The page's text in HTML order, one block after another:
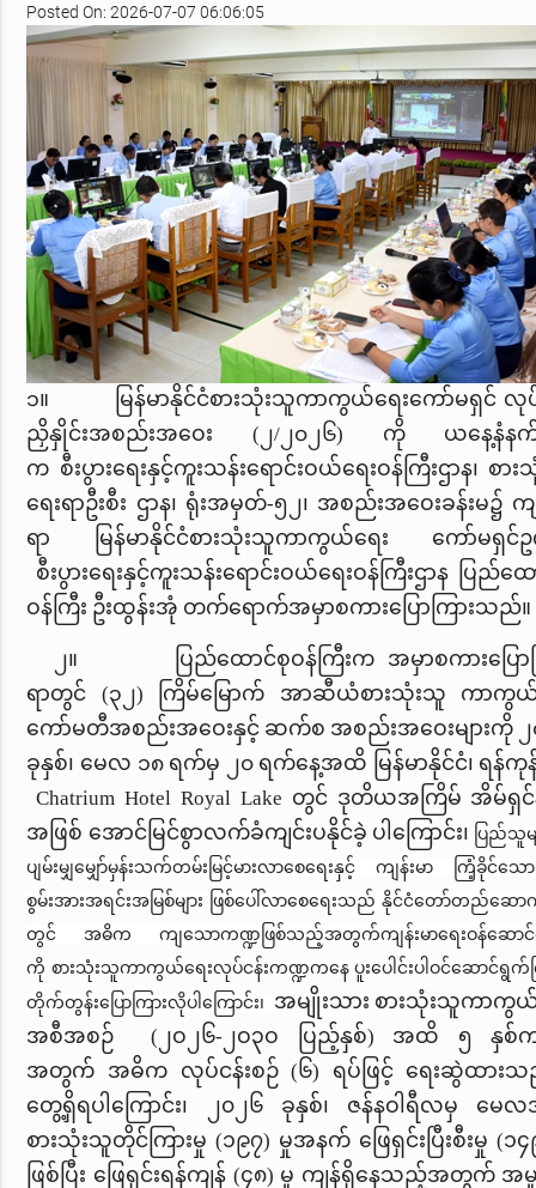
Posted On: 2026-07-07 06:06:05
၁။ မြန်မာနိုင်ငံစားသုံးသူကာကွယ်ရေးကော်မရှင် လုပ်
ညှိနှိုင်းအစည်းအဝေး
(၂/၂၀၂၆) ကို ယနေ့နံနက်
က စီးပွားရေးနှင့်ကူးသန်းရောင်းဝယ်ရေးဝန်ကြီးဌာန၊ စာ
ရေးရာဦးစီး ဌာန၊ ရုံးအမှတ်-၅၂၊ အစည်းအဝေးခန်းမ၌ က
ရာ မြန်မာနိုင်ငံစားသုံးသူကာကွယ်ရေး ကော်မရှင်ဥက္
စီးပွားရေးနှင့်ကူးသန်းရောင်းဝယ်ရေးဝန်ကြီးဌာန
ပြည်ထ
ဝန်ကြီး ဦးထွန်းအုံ တက်ရောက်အမှာစကားပြောကြားသည်။
၂။
ပြည်ထောင်စုဝန်ကြီးက အမှာစကားပြော
ရာတွင် (၃၂) ကြိမ်မြောက် အာဆီယံစားသုံးသူ ကာကွ
ကော်မတီအစည်းအဝေးနှင့် ဆက်စ အစည်းအဝေးများကို ၂
ခုနှစ်၊ မေလ ၁၈ ရက်မှ ၂၀ ရက်နေ့အထိ မြန်မာနိုင်ငံ၊ ရန်ကု
Chatrium Hotel Royal Lake တွင် ဒုတိယအကြိမ် အိမ်ရှင်
အဖြစ် အောင်မြင်စွာလက်ခံကျင်းပနိုင်ခဲ့ ပါကြောင်း၊ ပြည်သူမ
ပျမ်းမျှမျှော်မှန်းသက်တမ်း မြင့်မားလာစေရေးနှင့် ကျန်းမာ ကြံ့ခိုင်
စွမ်းအားအရင်းအမြစ်များ ဖြစ်ပေါ်လာစေရေးသည် နိုင်ငံတော်တည်ဆော
တွင် အဓိက ကျသောကဏ္ဍဖြစ်သည့်အတွက်ကျန်းမာရေးဝန်ဆောင်
ကို စားသုံးသူကာကွယ်ရေးလုပ်ငန်းကဏ္ဍကနေပူးပေါင်းပါဝင်ဆောင်ရွက်
တိုက်တွန်းပြောကြားလိုပါကြောင်း၊ အမျိုးသား စားသုံးသူကာကွယ်
အစီအစဉ် (၂ဝ၂၆-၂ဝ၃ဝ ပြည့်နှစ်) အထိ ၅ နှစ်
အတွက် အဓိက လုပ်ငန်းစဉ် (၆) ရပ်ဖြင့် ရေးဆွဲထား
တွေ့ရှိရပါကြောင်း၊
၂၀၂၆ ခုနှစ်၊ ဇန်နဝါရီလမှ မေ
စားသုံးသူတိုင်ကြားမှု (၁၉၇) မှုအနက် ဖြေရှင်းပြီးစီးမှု (၁၄
ဖြစ်ပြီး ဖြေရှင်းရန်ကျန် (၄၈) မှု ကျန်ရှိနေသည့်အတွက် အမှု